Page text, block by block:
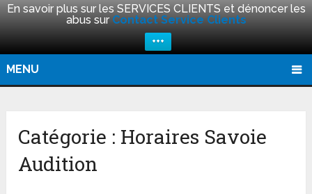
En savoir plus sur les SERVICES CLIENTS et dénoncer les
abus sur Contact Service Clients
+++
MENU
Catégorie : Horaires Savoie
Audition